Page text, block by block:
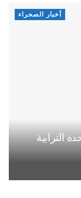
أخبار الصحراء
الترابية